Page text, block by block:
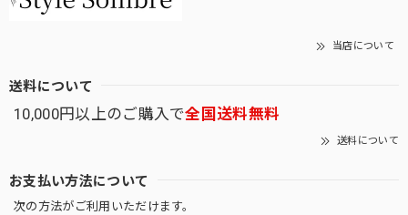
当店について
送料について
10,000円以上のご購入で全国送料無料
送料について
お支払い方法について
次の方法がご利用いただけます。